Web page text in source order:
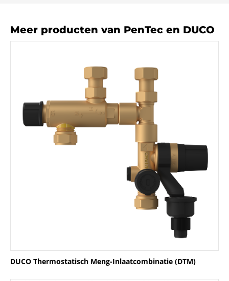
Meer producten van PenTec en DUCO
DUCO Thermostatisch Meng-Inlaatcombinatie (DTM)